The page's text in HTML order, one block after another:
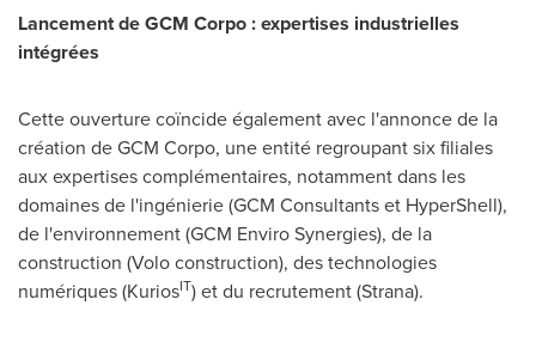
Lancement de GCM Corpo : expertises industrielles
intégrées
Cette ouverture coïncide également avec l'annonce de la
création de GCM Corpo, une entité regroupant six filiales
aux expertises complémentaires, notamment dans les
domaines de l'ingénierie (GCM Consultants et HyperShell),
de l'environnement (GCM Enviro Synergies), de la
construction (Volo construction), des technologies
numériques (KuriosIT) et du recrutement (Strana).